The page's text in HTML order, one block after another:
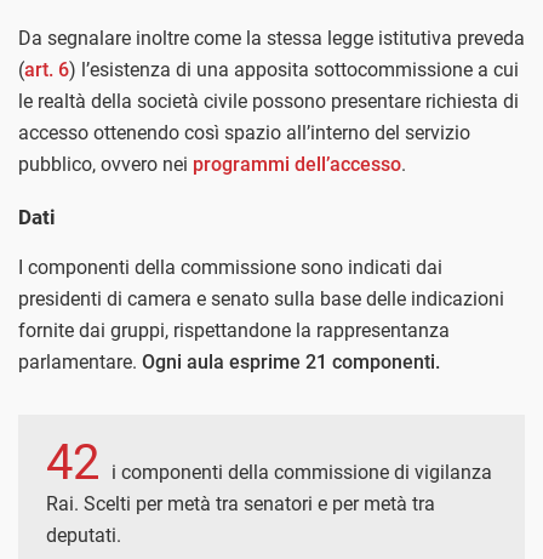
Da segnalare inoltre come la stessa legge istitutiva preveda
(art. 6) l’esistenza di una apposita sottocommissione a cui
le realtà della società civile possono presentare richiesta di
accesso ottenendo così spazio all’interno del servizio
pubblico, ovvero nei programmi dell’accesso.
Dati
I componenti della commissione sono indicati dai
presidenti di camera e senato sulla base delle indicazioni
fornite dai gruppi, rispettandone la rappresentanza
parlamentare. Ogni aula esprime 21 componenti.
42
i componenti della commissione di vigilanza
Rai. Scelti per metà tra senatori e per metà tra
deputati.